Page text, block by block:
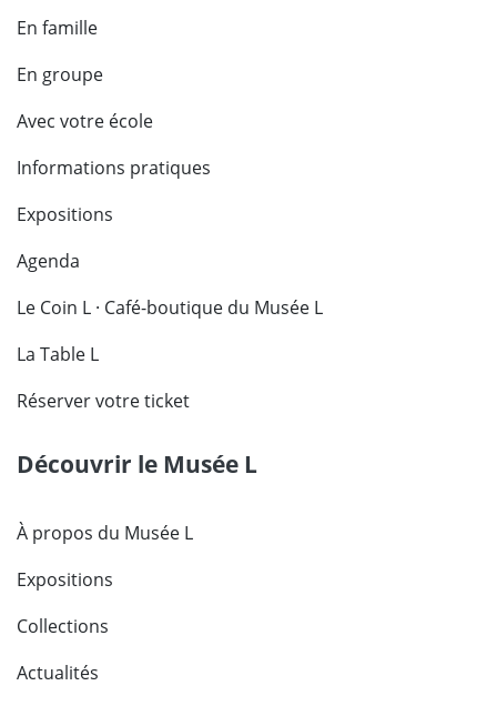
En famille
En groupe
Avec votre école
Informations pratiques
Expositions
Agenda
Le Coin L · Café-boutique du Musée L
La Table L
Réserver votre ticket
Découvrir le Musée L
À propos du Musée L
Expositions
Collections
Actualités